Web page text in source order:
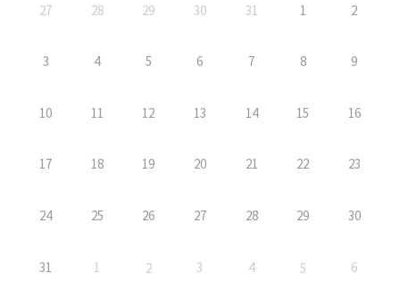
27 28 29 30 31 1 2
3 4 5 6 7 8 9
10 11 12 13 14 15 16
17 18 19 20 21 22 23
24 25 26 27 28 29 30
31 1 2 3 4 5 6